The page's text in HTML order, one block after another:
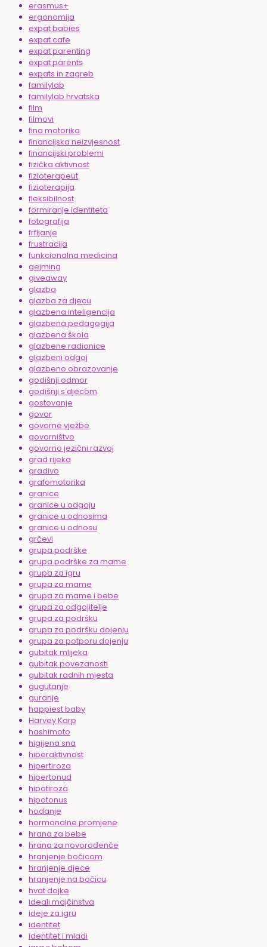
erasmus+
ergonomija
expat babies
expat cafe
expat parenting
expat parents
expats in zagreb
familylab
familylab hrvatska
film
filmovi
fina motorika
financijska neizvjesnost
financijski problemi
fizička aktivnost
fizioterapeut
fizioterapija
fleksibilnost
formiranje identiteta
fotografija
frfljanje
frustracija
funkcionalna medicina
gejming
giveaway
glazba
glazba za djecu
glazbena inteligencija
glazbena pedagogija
glazbena škola
glazbene radionice
glazbeni odgoj
glazbeno obrazovanje
godišnji odmor
godišnji s djecom
gostovanje
govor
govorne vježbe
govorništvo
govorno jezični razvoj
grad rijeka
gradivo
grafomotorika
granice
granice u odgoju
granice u odnosima
granice u odnosu
grčevi
grupa podrške
grupa podrške za mame
grupa za igru
grupa za mame
grupa za mame i bebe
grupa za odgojitelje
grupa za podršku
grupa za podršku dojenju
grupa za potporu dojenju
gubitak mlijeka
gubitak povezanosti
gubitak radnih mjesta
gugutanje
guranje
happiest baby
Harvey Karp
hashimoto
higijena sna
hiperaktivnost
hipertiroza
hipertonud
hipotiroza
hipotonus
hodanje
hormonalne promjene
hrana za bebe
hrana za novorođenče
hranjenje bočicom
hranjenje djece
hranjenje na bočicu
hvat dojke
ideali majčinstva
ideje za igru
identitet
identitet i mladi